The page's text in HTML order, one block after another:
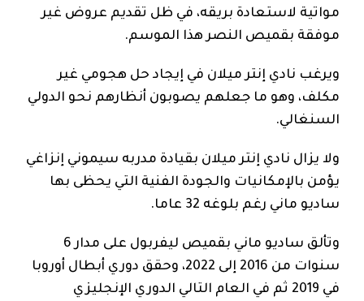
مواتية لاستعادة بريقه، في ظل تقديم عروض غير
موفقة بقميص النصر هذا الموسم.
ويرغب نادي إنتر ميلان في إيجاد حل هجومي غير
مكلف، وهو ما جعلهم يصوبون أنظارهم نحو الدولي
السنغالي.
ولا يزال نادي إنتر ميلان بقيادة مدربه سيموني إنزاغي
يؤمن بالإمكانيات والجودة الفنية التي يحظى بها
ساديو ماني رغم بلوغه 32 عاما.
وتألق ساديو ماني بقميص ليفربول على مدار 6
سنوات من 2016 إلى 2022، وحقق دوري أبطال أوروبا
في 2019 ثم في العام التالي الدوري الإنجليزي